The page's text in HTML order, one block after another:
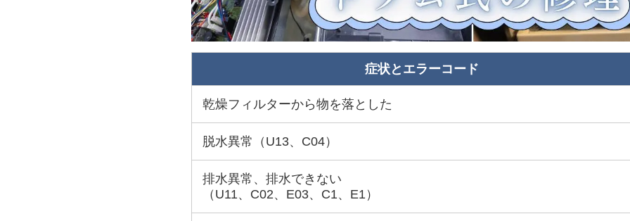
症状とエラーコード
乾燥フィルターから物を落とした
脱水異常（U13、C04）
排水異常、排水できない
（U11、C02、E03、C1、E1）